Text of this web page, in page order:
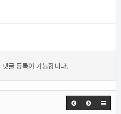
글 등록이 가능합니다.